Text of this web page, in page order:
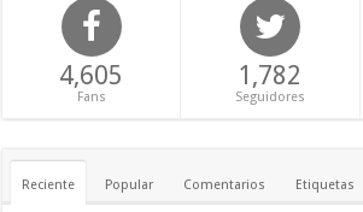
4,605
Fans
1,782
Seguidores
Reciente Popular Comentarios Etiquetas